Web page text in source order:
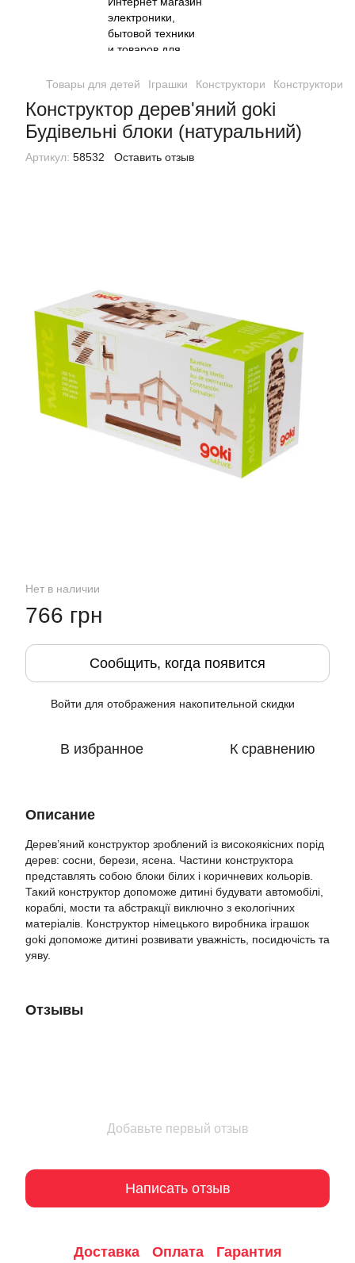
Товары для детей Іграшки Конструктори Конструктори
Конструктор дерев'яний goki
Будівельні блоки (натуральний)
Артикул: 58532 Оставить отзыв
Нет в наличии
766 грн
Сообщить, когда появится
Войти для отображения накопительной скидки
В избранное К сравнению
Описание
Дерев’яний конструктор зроблений із високоякісних порід
дерев: сосни, берези, ясена. Частини конструктора
представлять собою блоки білих і коричневих кольорів.
Такий конструктор допоможе дитині будувати автомобілі,
кораблі, мости та абстракції виключно з екологічних
матеріалів. Конструктор німецького виробника іграшок
goki допоможе дитині розвивати уважність, посидючість та
уяву.
Отзывы
Добавьте первый отзыв
Написать отзыв
Доставка Оплата Гарантия